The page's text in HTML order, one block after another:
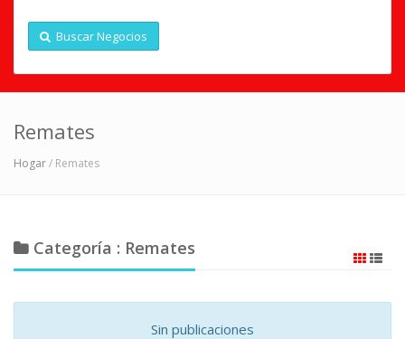
Buscar Negocios
Remates
Hogar/ Remates
Categoría : Remates
Sin publicaciones